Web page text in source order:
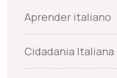
Aprender italiano
Cidadania Italiana